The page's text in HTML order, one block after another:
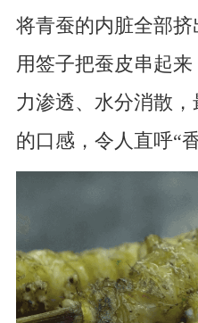
将青蚕的内脏全部
用签子把蚕皮串起
力渗透、水分消散
的口感，令人直呼“香